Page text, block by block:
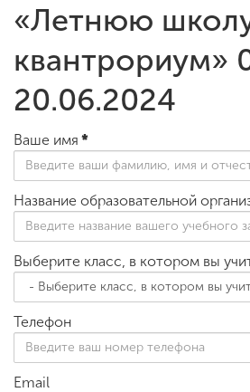
комиссия
+7 (831) 262-26-20
«Летнюю
квантрориум»
20.06.2024
Ваше имя *
Название образовательной
Выберите класс, в котором вы
Телефон
Email